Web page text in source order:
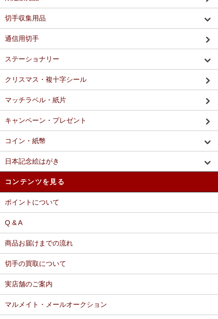
切手収集用品
通信用切手
ステーショナリー
クリスマス・複十字シール
マッチラベル・紙片
キャンペーン・プレゼント
コイン・紙幣
日本記念絵はがき
コンテンツを見る
ポイントについて
Q & A
商品お届けまでの流れ
切手の買取について
実店舗のご案内
マルメイト・メールオークション